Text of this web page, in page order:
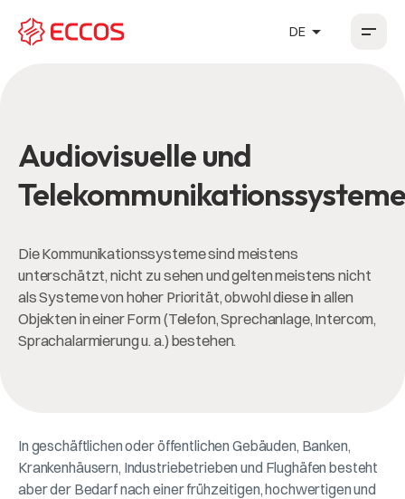
DE arrow_drop_up
Audiovisuelle und
Die Kommunikationssysteme sind meistens
unterschätzt, nicht zu sehen und gelten meistens nicht
als Systeme von hoher Priorität, obwohl diese in allen
Objekten in einer Form (Telefon, Sprechanlage, Intercom,
Sprachalarmierung u. a.) bestehen.
In geschäftlichen oder öffentlichen Gebäuden, Banken,
Krankenhäusern, Industriebetrieben und Flughäfen besteht
aber der Bedarf nach einer frühzeitigen, hochwertigen und